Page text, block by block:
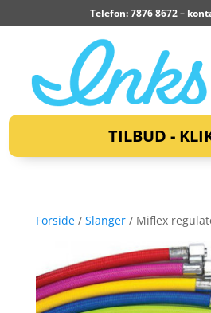
Telefon: 7876 8672 –
TILBUD -
Forside/ Slanger/ Miflex